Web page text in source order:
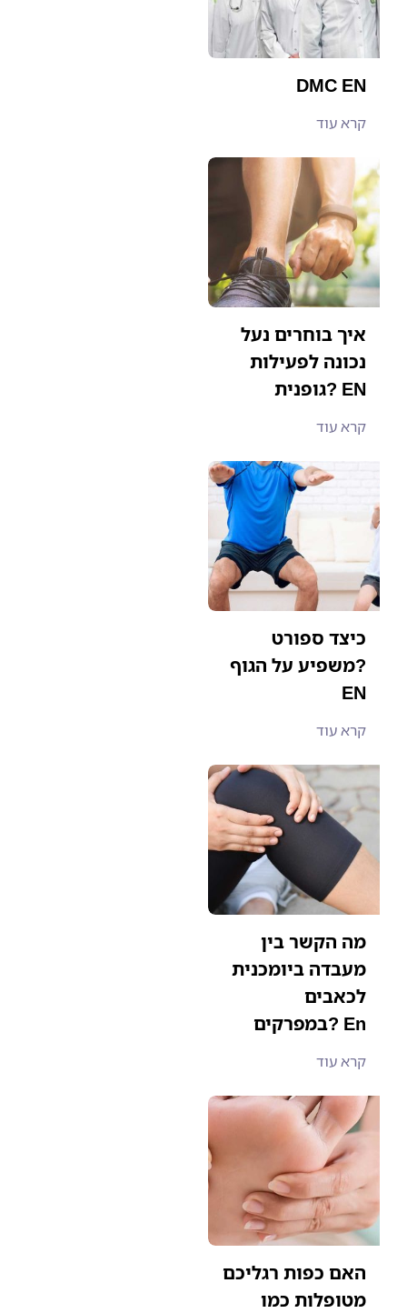
DMC EN
קרא עוד
איך בוחרים נעל
נכונה לפעילות
גופנית? EN
קרא עוד
כיצד ספורט
משפיע על הגוף?
EN
קרא עוד
מה הקשר בין
מעבדה ביומכנית
לכאבים
במפרקים? En
קרא עוד
האם כפות רגליכם
מטופלות כמו